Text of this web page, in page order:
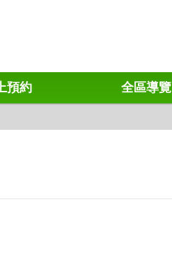
預約 全區導覽